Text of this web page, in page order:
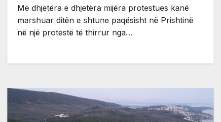
Me dhjetëra e dhjetëra mijëra protestues kanë
marshuar ditën e shtune paqësisht në Prishtinë
në një protestë të thirrur nga…